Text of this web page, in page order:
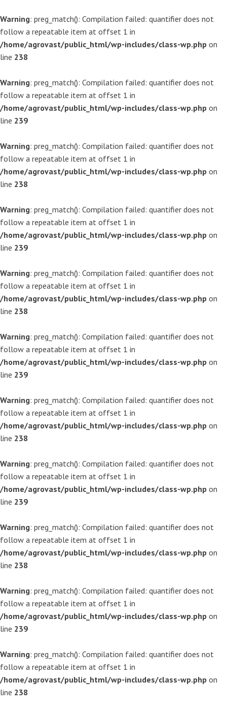
Warning: preg_match(): Compilation failed: quantifier does not
follow a repeatable item at offset 1 in
/home/agrovast/public_html/wp-includes/class-wp.php on
line 238
Warning: preg_match(): Compilation failed: quantifier does not
follow a repeatable item at offset 1 in
/home/agrovast/public_html/wp-includes/class-wp.php on
line 239
Warning: preg_match(): Compilation failed: quantifier does not
follow a repeatable item at offset 1 in
/home/agrovast/public_html/wp-includes/class-wp.php on
line 238
Warning: preg_match(): Compilation failed: quantifier does not
follow a repeatable item at offset 1 in
/home/agrovast/public_html/wp-includes/class-wp.php on
line 239
Warning: preg_match(): Compilation failed: quantifier does not
follow a repeatable item at offset 1 in
/home/agrovast/public_html/wp-includes/class-wp.php on
line 238
Warning: preg_match(): Compilation failed: quantifier does not
follow a repeatable item at offset 1 in
/home/agrovast/public_html/wp-includes/class-wp.php on
line 239
Warning: preg_match(): Compilation failed: quantifier does not
follow a repeatable item at offset 1 in
/home/agrovast/public_html/wp-includes/class-wp.php on
line 238
Warning: preg_match(): Compilation failed: quantifier does not
follow a repeatable item at offset 1 in
/home/agrovast/public_html/wp-includes/class-wp.php on
line 239
Warning: preg_match(): Compilation failed: quantifier does not
follow a repeatable item at offset 1 in
/home/agrovast/public_html/wp-includes/class-wp.php on
line 238
Warning: preg_match(): Compilation failed: quantifier does not
follow a repeatable item at offset 1 in
/home/agrovast/public_html/wp-includes/class-wp.php on
line 239
Warning: preg_match(): Compilation failed: quantifier does not
follow a repeatable item at offset 1 in
/home/agrovast/public_html/wp-includes/class-wp.php on
line 238